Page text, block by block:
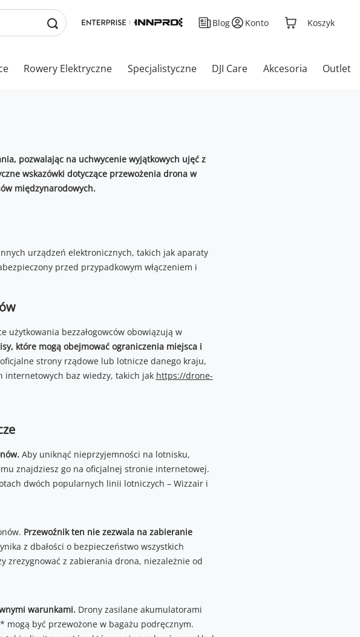
Blog Konto Koszyk
Rowery Elektryczne Specjalistyczne DJI Care Akcesoria Outlet
pozwalając na uchwycenie wyjątkowych ujęć z
wskazówki dotyczące przewożenia drona w
międzynarodowych.
urządzeń elektronicznych, takich jak aparaty
przed przypadkowym włączeniem i
użytkowania bezzałogowców obowiązują w
które mogą obejmować ograniczenia miejsca i
strony rządowe lub lotnicze danego kraju,
internetowych baz wiedzy, takich jak https://drone-
Aby uniknąć nieprzyjemności na lotnisku,
znajdziesz go na oficjalnej stronie internetowej.
dwóch popularnych linii lotniczych – Wizzair i
Przewoźnik ten nie zezwala na zabieranie
z dbałości o bezpieczeństwo wszystkich
zrezygnować z zabierania drona, niezależnie od
warunkami.Drony zasilane akumulatorami
mogą być przewożone w bagażu podręcznym.